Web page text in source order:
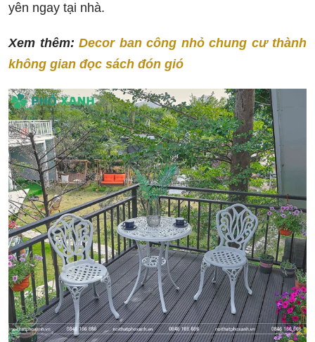
yên ngay tại nhà.
Xem thêm: Decor ban công nhỏ chung cư thành
không gian đọc sách đón gió